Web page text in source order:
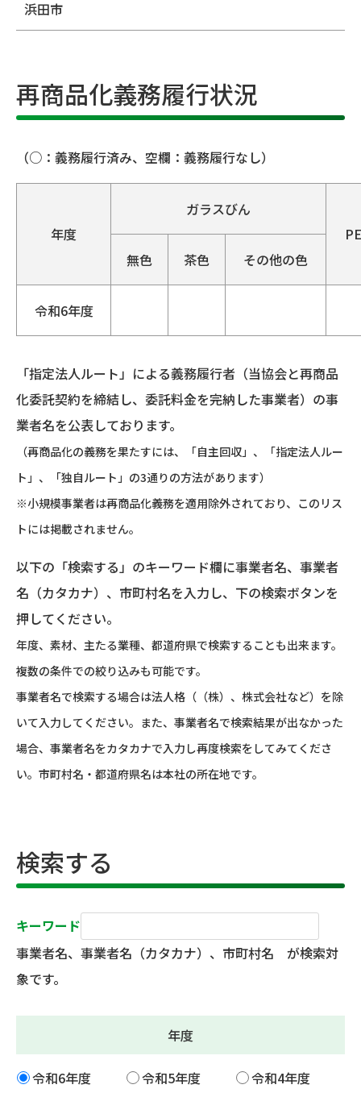
浜田市
再商品化義務履行状況
（○：義務履行済み、空欄：義務履行なし）
年度
ガラスびん
無色
茶色 その他の色
令和6年度
「指定法人ルート」による義務履行者（当協会と再商品
化委託契約を締結し、委託料金を完納した事業者）の事
業者名を公表しております。
（再商品化の義務を果たすには、「自主回収」、「指定法人ルー
ト」、「独自ルート」の3通りの方法があります）
※小規模事業者は再商品化義務を適用除外されており、このリス
トには掲載されません。
以下の「検索する」のキーワード欄に事業者名、事業者
名（カタカナ）、市町村名を入力し、下の検索ボタンを
押してください。
年度、素材、主たる業種、都道府県で検索することも出来ます。
複数の条件での絞り込みも可能です。
事業者名で検索する場合は法人格（（株）、株式会社など）を除
いて入力してください。また、事業者名で検索結果が出なかった
場合、事業者名をカタカナで入力し再度検索をしてみてくださ
い。市町村名・都道府県名は本社の所在地です。
検索する
キーワード
事業者名、事業者名（カタカナ）、市町村名 が検索対
象です。
年度
令和6年度 令和5年度
令和4年度